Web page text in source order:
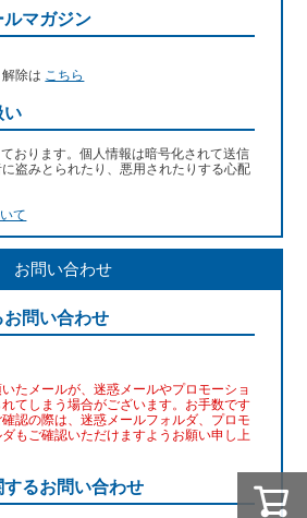
マガジン
除は こちら
い
おります。個人情報は暗号化されて送信
盗みとられたり、悪用されたりする心配
て
お問い合わせ
問い合わせ
たメールが、迷惑メールやプロモーショ
てしまう場合がございます。お手数です
認の際は、迷惑メールフォルダ、プロモ
もご確認いただけますようお願い申し上
るお問い合わせ